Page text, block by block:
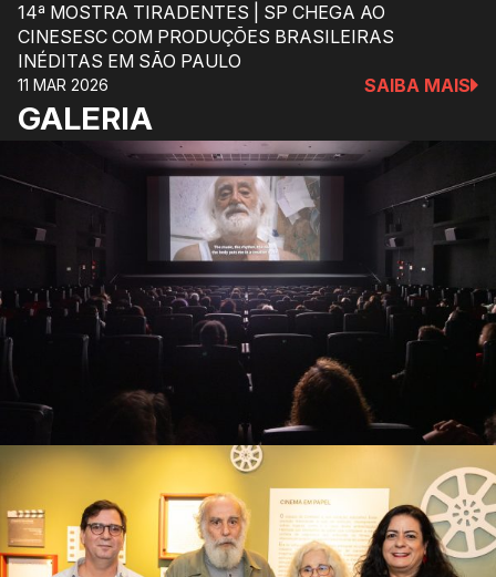
14ª MOSTRA TIRADENTES | SP CHEGA AO
CINESESC COM PRODUÇÕES BRASILEIRAS
INÉDITAS EM SÃO PAULO
11 MAR 2026 SAIBA MAIS
GALERIA